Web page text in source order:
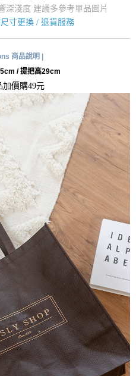
深淺度 建議多參考單品圖片
寸更換 / 退貨服務
商品說明 |
/ 提把高29cm
加價購49元